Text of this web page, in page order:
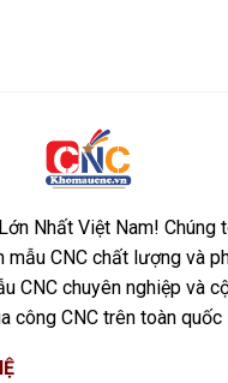
Nhất Việt Nam! Chúng
mẫu CNC chất lượng và
CNC chuyên nghiệp và
công CNC trên toàn quốc